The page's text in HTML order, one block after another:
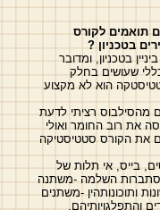
תואמים לקורס
בטכניון ?
בטכניון, ומדובר
שעושים בחלק
הוא לא מקצוע
מהסילבוס רציתי לדעת
את רוב החומר ואולי
את הקורס סטטיסטיקה
בייס, אי תלות של
השלמה -משתנה
ותוכונותהין -משתנים
והתפלגויותיהם,